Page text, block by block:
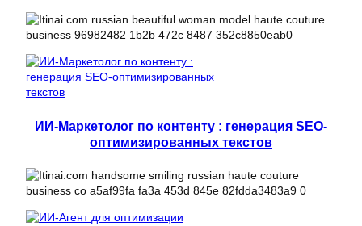
ИИ-Маркетолог по контенту : генерация SEO-
оптимизированных текстов